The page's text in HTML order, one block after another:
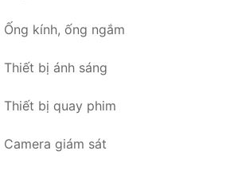
Ống kính, ống ngắm
Thiết bị ánh sáng
Thiết bị quay phim
Camera giám sát